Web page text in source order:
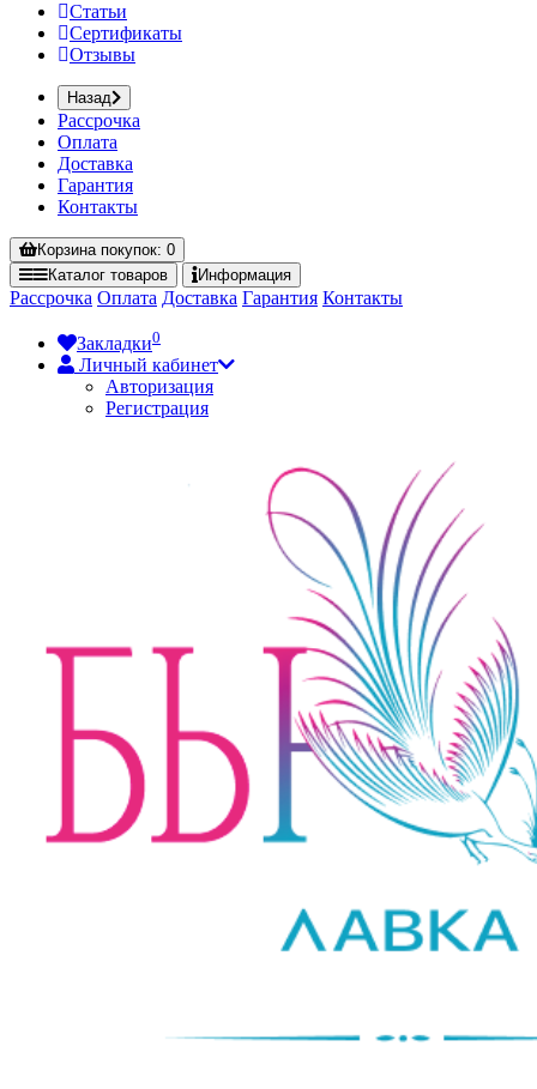
Статьи
Сертификаты
Отзывы
Назад
Рассрочка
Оплата
Доставка
Гарантия
Контакты
Корзинапокупок: 0
Каталог товаров Информация
Рассрочка Оплата Доставка Гарантия Контакты
Закладки0
Личный кабинет
Авторизация
Регистрация